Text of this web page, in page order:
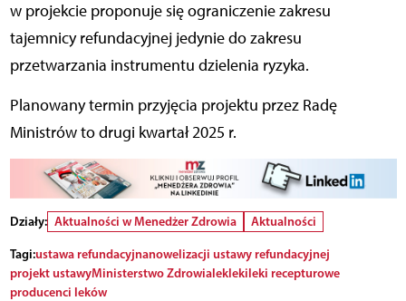
w projekcie proponuje się ograniczenie zakresu
tajemnicy refundacyjnej jedynie do zakresu
przetwarzania instrumentu dzielenia ryzyka.
Planowany termin przyjęcia projektu przez Radę
Ministrów to drugi kwartał 2025 r.
Działy: Aktualności w Menedżer Zdrowia
Aktualności
Tagi:ustawa refundacyjnanowelizacji ustawy refundacyjnej
projekt ustawyMinisterstwo Zdrowialeklekileki recepturowe
producenci leków